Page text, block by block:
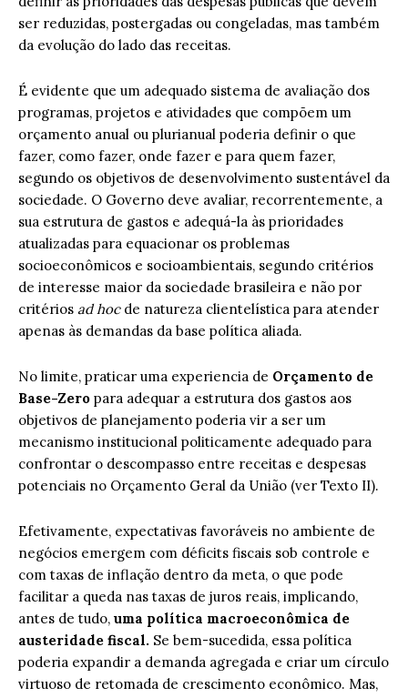
ser reduzidas, postergadas ou congeladas, mas também
da evolução do lado das receitas.
É evidente que um adequado sistema de avaliação dos
programas, projetos e atividades que compõem um
orçamento anual ou plurianual poderia definir o que
fazer, como fazer, onde fazer e para quem fazer,
segundo os objetivos de desenvolvimento sustentável da
sociedade. O Governo deve avaliar, recorrentemente, a
sua estrutura de gastos e adequá-la às prioridades
atualizadas para equacionar os problemas
socioeconômicos e socioambientais, segundo critérios
de interesse maior da sociedade brasileira e não por
critérios ad hocde natureza clientelística para atender
apenas às demandas da base política aliada.
No limite, praticar uma experiencia de Orçamento de
Base-Zero para adequar a estrutura dos gastos aos
objetivos de planejamento poderia vir a ser um
mecanismo institucional politicamente adequado para
confrontar o descompasso entre receitas e despesas
potenciais no Orçamento Geral da União (ver Texto II).
Efetivamente, expectativas favoráveis no ambiente de
negócios emergem com déficits fiscais sob controle e
com taxas de inflação dentro da meta, o que pode
facilitar a queda nas taxas de juros reais, implicando,
antes de tudo, uma política macroeconômica de
austeridade fiscal. Se bem-sucedida, essa política
poderia expandir a demanda agregada e criar um círculo
virtuoso de retomada de crescimento econômico. Mas,